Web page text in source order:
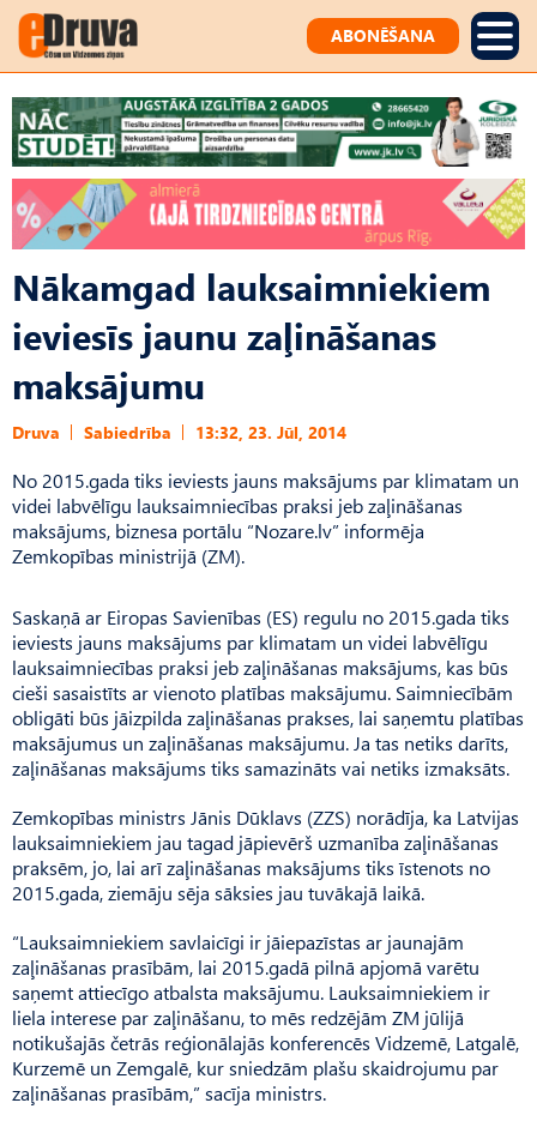
ABONĒŠANA
Nākamgad lauksaimniekiem
ieviesīs jaunu zaļināšanas
maksājumu
Druva Sabiedrība 13:32, 23. Jūl, 2014
No 2015.gada tiks ieviests jauns maksājums par klimatam un
videi labvēlīgu lauksaimniecības praksi jeb zaļināšanas
maksājums, biznesa portālu “Nozare.lv” informēja
Zemkopības ministrijā (ZM).
Saskaņā ar Eiropas Savienības (ES) regulu no 2015.gada tiks
ieviests jauns maksājums par klimatam un videi labvēlīgu
lauksaimniecības praksi jeb zaļināšanas maksājums, kas būs
cieši sasaistīts ar vienoto platības maksājumu. Saimniecībām
obligāti būs jāizpilda zaļināšanas prakses, lai saņemtu platības
maksājumus un zaļināšanas maksājumu. Ja tas netiks darīts,
zaļināšanas maksājums tiks samazināts vai netiks izmaksāts.
Zemkopības ministrs Jānis Dūklavs (ZZS) norādīja, ka Latvijas
lauksaimniekiem jau tagad jāpievērš uzmanība zaļināšanas
praksēm, jo, lai arī zaļināšanas maksājums tiks īstenots no
2015.gada, ziemāju sēja sāksies jau tuvākajā laikā.
“Lauksaimniekiem savlaicīgi ir jāiepazīstas ar jaunajām
zaļināšanas prasībām, lai 2015.gadā pilnā apjomā varētu
saņemt attiecīgo atbalsta maksājumu. Lauksaimniekiem ir
liela interese par zaļināšanu, to mēs redzējām ZM jūlijā
notikušajās četrās reģionālajās konferencēs Vidzemē, Latgalē,
Kurzemē un Zemgalē, kur sniedzām plašu skaidrojumu par
zaļināšanas prasībām,” sacīja ministrs.